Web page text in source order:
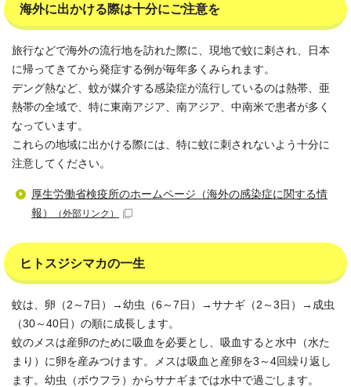
海外に出かける際は十分にご注意を
旅行などで海外の流行地を訪れた際に、現地で蚊に刺され、日本
に帰ってきてから発症する例が毎年多くみられます。
デング熱など、蚊が媒介する感染症が流行しているのは熱帯、亜
熱帯の全域で、特に東南アジア、南アジア、中南米で患者が多く
なっています。
これらの地域に出かける際には、特に蚊に刺されないよう十分に
注意してください。
厚生労働省検疫所のホームページ（海外の感染症に関する情
報）
（外部リンク）
ヒトスジシマカの一生
蚊は、卵（2～7日）→幼虫（6～7日）→サナギ（2～3日）→成虫
（30～40日）の順に成長します。
蚊のメスは産卵のために吸血を必要とし、吸血すると水中（水た
まり）に卵を産みつけます。メスは吸血と産卵を3～4回繰り返し
ます。幼虫（ボウフラ）からサナギまでは水中で過ごします。